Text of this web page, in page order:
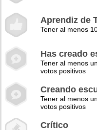
Aprendiz de
Tener al menos
Has creado
Tener al menos
votos positivos
Creando
Tener al menos
votos positivos
Crítico